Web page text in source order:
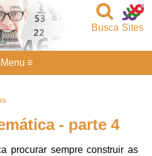
Sites
Busca
- parte 4
procurar sempre construir as